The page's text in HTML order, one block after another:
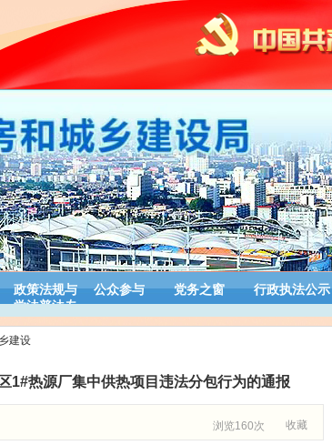
政策法规与
学法普法专
公众参与 党务之窗 行政执法公示
建设
1#热源厂集中供热项目违法分包行为的通报
收藏
浏览160次